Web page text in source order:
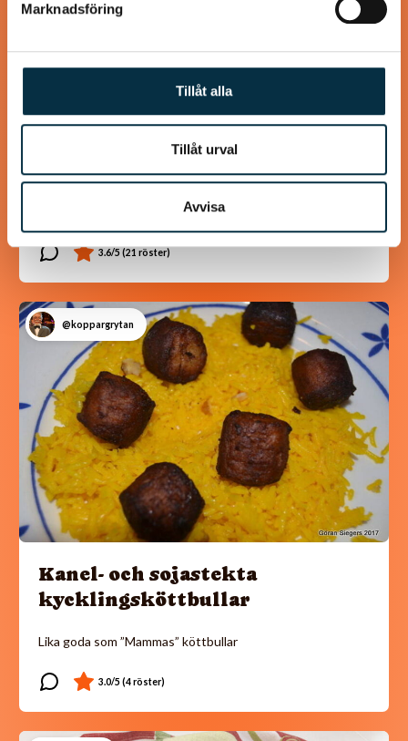
Marknadsföring
Tillåt alla
Tillåt urval
Avvisa
Gott lite grovt bröd utan jäst
Detta brödet gjorde jag i dag i stället för att köpa, på detta
@koppargrytan
Kanel- och sojastekta
kycklingsköttbullar
Lika goda som ”Mammas” köttbullar